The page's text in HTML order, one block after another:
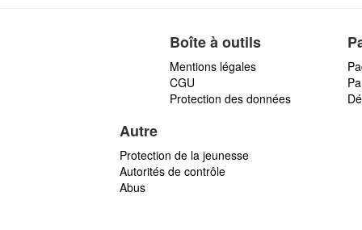
Boîte à outils
Mentions légales
CGU
Protection des données
Autre
Protection de la jeunesse
Autorités de contrôle
Abus